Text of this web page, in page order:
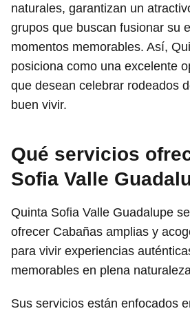
naturales, garantizan un
grupos que buscan fusionar su
momentos memorables. Así,
posiciona como una excelente
que desean celebrar rodeados
buen vivir.
Qué servicios
Sofia Valle
Quinta Sofia Valle Guadalupe
ofrecer Cabañas amplias y
para vivir experiencias
memorables en plena
Sus servicios están enfocados